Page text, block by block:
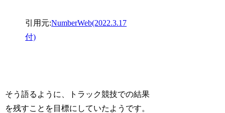
引用元:NumberWeb(2022.3.17
付)
そう語るように、トラック競技での結果
を残すことを目標にしていたようです。